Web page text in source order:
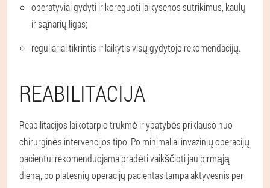
operatyviai gydyti ir koreguoti laikysenos sutrikimus, kaulų
ir sąnarių ligas;
reguliariai tikrintis ir laikytis visų gydytojo rekomendacijų.
REABILITACIJA
Reabilitacijos laikotarpio trukmė ir ypatybės priklauso nuo
chirurginės intervencijos tipo. Po minimaliai invazinių operacijų
pacientui rekomenduojama pradėti vaikščioti jau pirmąją
dieną, po platesnių operacijų pacientas tampa aktyvesnis per